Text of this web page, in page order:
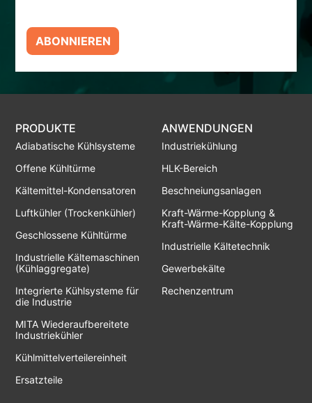
ABONNIEREN
PRODUKTE
Adiabatische Kühlsysteme
Offene Kühltürme
Kältemittel-Kondensatoren
Luftkühler (Trockenkühler)
Geschlossene Kühltürme
Industrielle Kältemaschinen
(Kühlaggregate)
Integrierte Kühlsysteme für
die Industrie
MITA Wiederaufbereitete
Industriekühler
Kühlmittelverteilereinheit
Ersatzteile
ANWENDUNGEN
Industriekühlung
HLK-Bereich
Beschneiungsanlagen
Kraft-Wärme-Kopplung &
Kraft-Wärme-Kälte-Kopplung
Industrielle Kältetechnik
Gewerbekälte
Rechenzentrum